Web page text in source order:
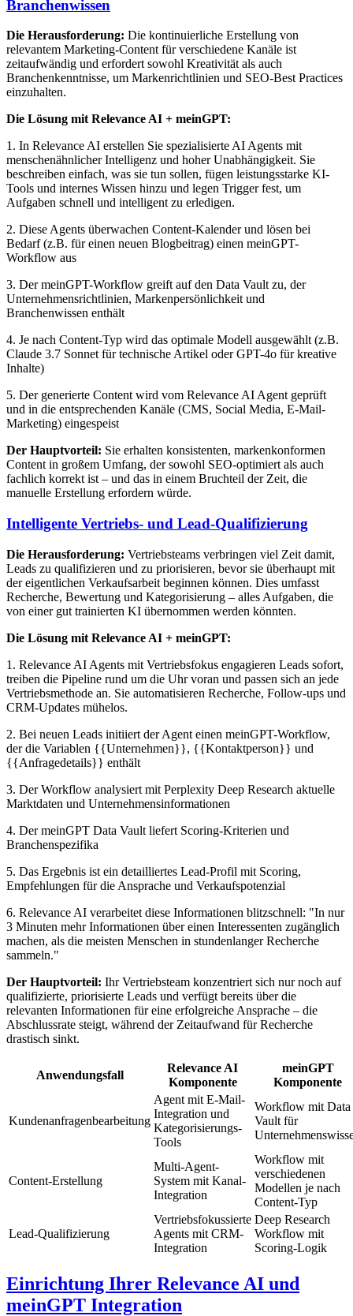
Branchenwissen
Die Herausforderung: Die kontinuierliche Erstellung von
relevantem Marketing-Content für verschiedene Kanäle ist
zeitaufwändig und erfordert sowohl Kreativität als auch
Branchenkenntnisse, um Markenrichtlinien und SEO-Best Practices
einzuhalten.
Die Lösung mit Relevance AI + meinGPT:
1. In Relevance AI erstellen Sie spezialisierte AI Agents mit
menschenähnlicher Intelligenz und hoher Unabhängigkeit. Sie
beschreiben einfach, was sie tun sollen, fügen leistungsstarke KI-
Tools und internes Wissen hinzu und legen Trigger fest, um
Aufgaben schnell und intelligent zu erledigen.
2. Diese Agents überwachen Content-Kalender und lösen bei
Bedarf (z.B. für einen neuen Blogbeitrag) einen meinGPT-
Workflow aus
3. Der meinGPT-Workflow greift auf den Data Vault zu, der
Unternehmensrichtlinien, Markenpersönlichkeit und
Branchenwissen enthält
4. Je nach Content-Typ wird das optimale Modell ausgewählt (z.B.
Claude 3.7 Sonnet für technische Artikel oder GPT-4o für kreative
Inhalte)
5. Der generierte Content wird vom Relevance AI Agent geprüft
und in die entsprechenden Kanäle (CMS, Social Media, E-Mail-
Marketing) eingespeist
Der Hauptvorteil: Sie erhalten konsistenten, markenkonformen
Content in großem Umfang, der sowohl SEO-optimiert als auch
fachlich korrekt ist – und das in einem Bruchteil der Zeit, die
manuelle Erstellung erfordern würde.
Intelligente Vertriebs- und Lead-Qualifizierung
Die Herausforderung: Vertriebsteams verbringen viel Zeit damit,
Leads zu qualifizieren und zu priorisieren, bevor sie überhaupt mit
der eigentlichen Verkaufsarbeit beginnen können. Dies umfasst
Recherche, Bewertung und Kategorisierung – alles Aufgaben, die
von einer gut trainierten KI übernommen werden könnten.
Die Lösung mit Relevance AI + meinGPT:
1. Relevance AI Agents mit Vertriebsfokus engagieren Leads sofort,
treiben die Pipeline rund um die Uhr voran und passen sich an jede
Vertriebsmethode an. Sie automatisieren Recherche, Follow-ups und
CRM-Updates mühelos.
2. Bei neuen Leads initiiert der Agent einen meinGPT-Workflow,
der die Variablen {{Unternehmen}}, {{Kontaktperson}} und
{{Anfragedetails}} enthält
3. Der Workflow analysiert mit Perplexity Deep Research aktuelle
Marktdaten und Unternehmensinformationen
4. Der meinGPT Data Vault liefert Scoring-Kriterien und
Branchenspezifika
5. Das Ergebnis ist ein detailliertes Lead-Profil mit Scoring,
Empfehlungen für die Ansprache und Verkaufspotenzial
6. Relevance AI verarbeitet diese Informationen blitzschnell: "In nur
3 Minuten mehr Informationen über einen Interessenten zugänglich
machen, als die meisten Menschen in stundenlanger Recherche
sammeln."
Der Hauptvorteil: Ihr Vertriebsteam konzentriert sich nur noch auf
qualifizierte, priorisierte Leads und verfügt bereits über die
relevanten Informationen für eine erfolgreiche Ansprache – die
Abschlussrate steigt, während der Zeitaufwand für Recherche
drastisch sinkt.
Anwendungsfall
Relevance AI
Komponente
meinGPT
Komponente
Kundenanfragenbearbeitung
Agent mit E-Mail-
Integration und
Kategorisierungs-
Tools
Workflow mit Data
Vault für
Content-Erstellung
Multi-Agent-
System mit Kanal-
Integration
Workflow mit
verschiedenen
Modellen je nach
Content-Typ
Lead-Qualifizierung
Vertriebsfokussierte
Agents mit CRM-
Integration
Deep Research
Workflow mit
Scoring-Logik
Einrichtung Ihrer Relevance AI und
meinGPT Integration